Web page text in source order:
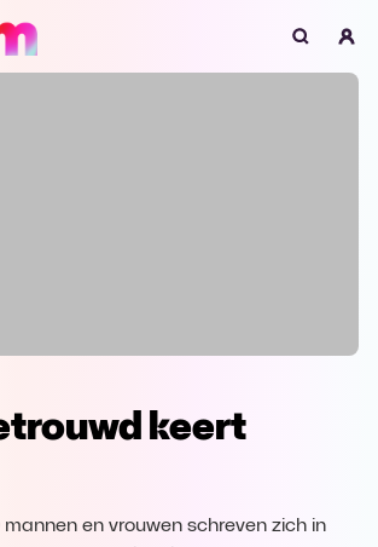
niet ondersteund
Edge Download
keert
en vrouwen schreven zich in